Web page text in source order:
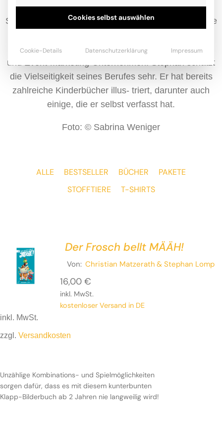
Stephan Lomp, geboren 1973 in Düsseldorf, studierte
erfolgreich für Print- und Web-Agenturen, Verlage
und Event-Marketing-Unternehmen. Stephan schätzt
die Vielseitigkeit seines Berufes sehr. Er hat bereits
zahlreiche Kinderbücher illus- triert, darunter auch
einige, die er selbst verfasst hat.
Foto: © Sabrina Weniger
ALLE BESTSELLER BÜCHER
PAKETE
STOFFTIERE
T-SHIRTS
Der Frosch bellt MÄÄH!
Von: Christian Matzerath & Stephan Lomp
16,00 €
inkl. MwSt.
kostenloser Versand in DE
inkl. MwSt.
zzgl. Versandkosten
Unzählige Kombinations- und Spielmöglichkeiten
sorgen dafür, dass es mit diesem kunterbunten
Klapp-Bilderbuch ab 2 Jahren nie langweilig wird!
Cookies selbst auswählen
Cookie-Details Datenschutzerklärung Impressum